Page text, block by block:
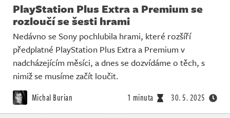
PlayStation Plus Extra a Premium se
rozloučí se šesti hrami
Nedávno se Sony pochlubila hrami, které rozšíří
předplatné PlayStation Plus Extra a Premium v
nadcházejícím měsíci, a dnes se dozvídáme o těch, s
nimiž se musíme začít loučit.
Michal Burian 1 minuta 30. 5. 2025